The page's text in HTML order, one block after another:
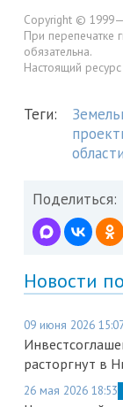
Copyright ©
При перепечатке
обязательна.
Настоящий
Теги:
области
Поделиться:
Новости
09 июня 2026
расторгнут в
26 мая 2026 18:53